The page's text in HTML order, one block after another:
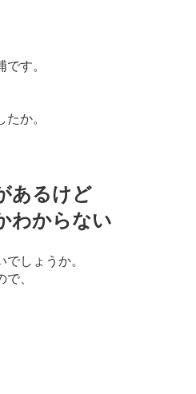
す。
か。
あるけど
わからない
しょうか。
、